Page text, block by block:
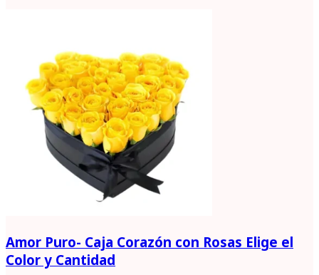
Amor Puro- Caja Corazón con Rosas Elige el
Color y Cantidad